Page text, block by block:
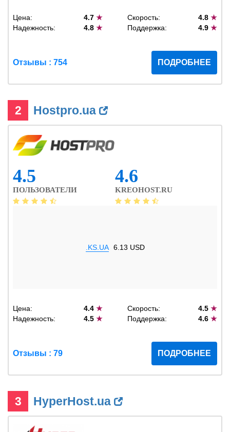
Цена: 4.7★ Скорость: 4.8 ★
Надежность:
4.8★ Поддержка: 4.9 ★
Отзывы : 754 ПОДРОБНЕЕ
2 Hostpro.ua
4.5
ПОЛЬЗОВАТЕЛИ
4.6
KREOHOST.RU
.KS.UA 6.13 USD
Цена: 4.4★ Скорость: 4.5 ★
Надежность:
4.5★ Поддержка: 4.6 ★
Отзывы : 79 ПОДРОБНЕЕ
3 HyperHost.ua